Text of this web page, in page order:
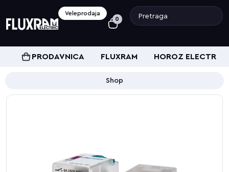
Veleprodaja
0
PRODAVNICA FLUXRAM HOROZ ELECTRIC
Shop